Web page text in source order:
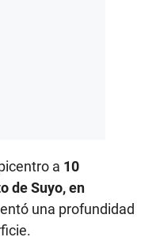
a 10
de Suyo, en
una profundidad